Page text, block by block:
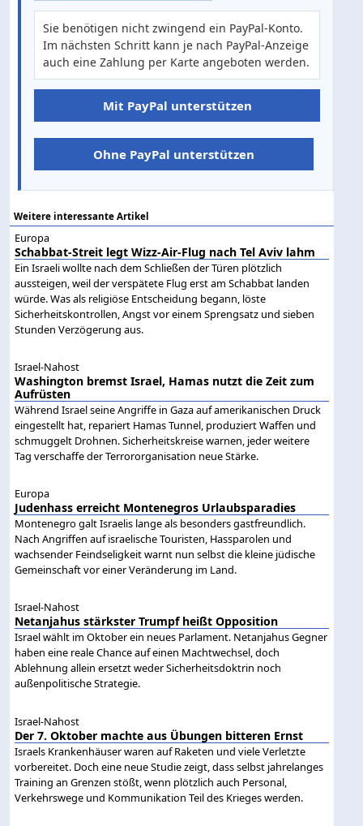
Sie benötigen nicht zwingend ein PayPal-Konto.
Im nächsten Schritt kann je nach PayPal-Anzeige
auch eine Zahlung per Karte angeboten werden.
Mit PayPal unterstützen
Ohne PayPal unterstützen
Weitere interessante Artikel
Europa
Schabbat-Streit legt Wizz-Air-Flug nach Tel Aviv lahm
Ein Israeli wollte nach dem Schließen der Türen plötzlich
aussteigen, weil der verspätete Flug erst am Schabbat landen
würde. Was als religiöse Entscheidung begann, löste
Sicherheitskontrollen, Angst vor einem Sprengsatz und sieben
Stunden Verzögerung aus.
Israel-Nahost
Washington bremst Israel, Hamas nutzt die Zeit zum
Aufrüsten
Während Israel seine Angriffe in Gaza auf amerikanischen Druck
eingestellt hat, repariert Hamas Tunnel, produziert Waffen und
schmuggelt Drohnen. Sicherheitskreise warnen, jeder weitere
Tag verschaffe der Terrororganisation neue Stärke.
Europa
Judenhass erreicht Montenegros Urlaubsparadies
Montenegro galt Israelis lange als besonders gastfreundlich.
Nach Angriffen auf israelische Touristen, Hassparolen und
wachsender Feindseligkeit warnt nun selbst die kleine jüdische
Gemeinschaft vor einer Veränderung im Land.
Israel-Nahost
Netanjahus stärkster Trumpf heißt Opposition
Israel wählt im Oktober ein neues Parlament. Netanjahus Gegner
haben eine reale Chance auf einen Machtwechsel, doch
Ablehnung allein ersetzt weder Sicherheitsdoktrin noch
außenpolitische Strategie.
Israel-Nahost
Der 7. Oktober machte aus Übungen bitteren Ernst
Israels Krankenhäuser waren auf Raketen und viele Verletzte
vorbereitet. Doch eine neue Studie zeigt, dass selbst jahrelanges
Training an Grenzen stößt, wenn plötzlich auch Personal,
Verkehrswege und Kommunikation Teil des Krieges werden.